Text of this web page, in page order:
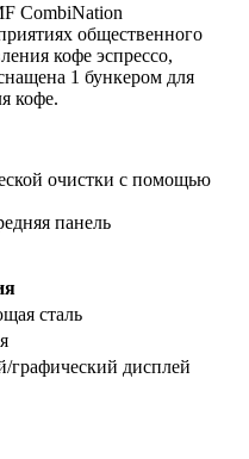
CombiNation
общественного
кофе эспрессо,
1 бункером для
кофе.
очистки с помощью
панель
сталь
графический дисплей